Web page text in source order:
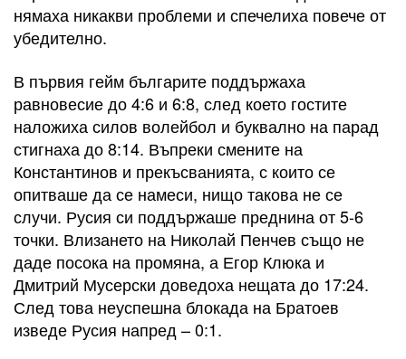
нямаха никакви проблеми и спечелиха повече от
убедително.
В първия гейм българите поддържаха
равновесие до 4:6 и 6:8, след което гостите
наложиха силов волейбол и буквално на парад
стигнаха до 8:14. Въпреки смените на
Константинов и прекъсванията, с които се
опитваше да се намеси, нищо такова не се
случи. Русия си поддържаше преднина от 5-6
точки. Влизането на Николай Пенчев също не
даде посока на промяна, а Егор Клюка и
Дмитрий Мусерски доведоха нещата до 17:24.
След това неуспешна блокада на Братоев
изведе Русия напред – 0:1.